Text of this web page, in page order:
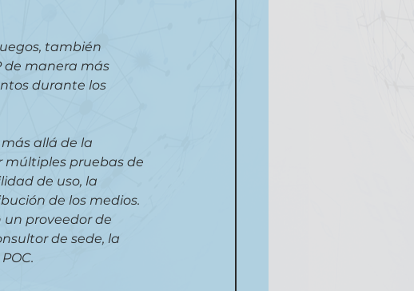
también
de manera más
durante los
allá de la
múltiples pruebas de
de uso, la
de los medios.
un proveedor de
de sede, la